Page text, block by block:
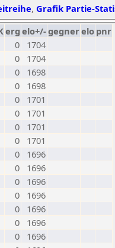
, Grafik Partie-
erg elo+/-gegnerelo pnr
0
1704
0
1704
0
1698
0
1698
0
1701
0
1701
0
1701
0
1701
0
1696
0
1696
0
1696
0
1696
0
1696
0
1696
0
1696